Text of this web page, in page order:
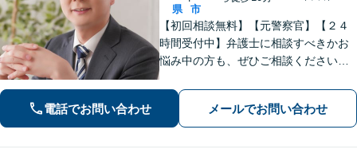
県
市
【初回相談無料】【元警察官】【２４
時間受付中】弁護士に相談すべきかお
悩み中の方も、ぜひご相談ください
法務など】ご相談者さまに寄り添い、
きめ細やかな対応で、スピーディーに
最良の解決を目指します【土日・夜間
相談可能】。
電話でお問い合わせ メールでお問い合わせ